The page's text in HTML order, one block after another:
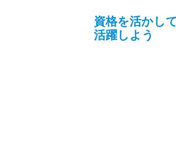
資格を活かし
活躍しよう